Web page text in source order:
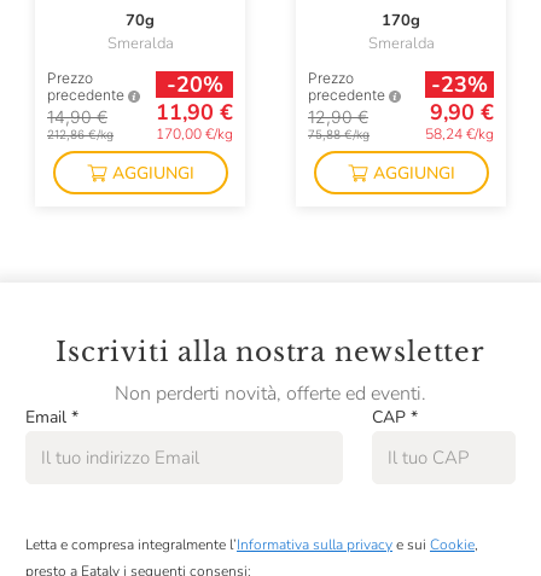
70g
Smeralda
Prezzo
precedente
14,90 €
212,86 €/kg
-20%
11,90 €
170,00 €/kg
AGGIUNGI
170g
Smeralda
Prezzo
precedente
12,90 €
75,88 €/kg
-23%
9,90 €
58,24 €/kg
AGGIUNGI
Iscriviti alla nostra newsletter
Non perderti novità, offerte ed eventi.
Email * CAP *
Letta e compresa integralmente l’Informativa sulla privacye sui Cookie,
presto a Eataly i seguenti consensi: